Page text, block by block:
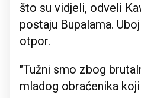
što su vidjeli, odveli
postaju Bupalama.
otpor.
"Tužni smo zbog
mladog obraćenika